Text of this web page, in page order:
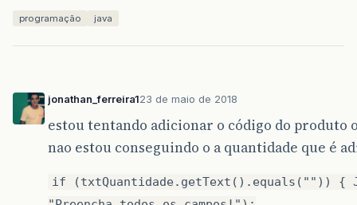
programação java
jonathan_ferreira123 de maio de 2018
estou tentando adicionar o código do produto
nao estou conseguindo o a quantidade que é
if (txtQuantidade.getText().equals("")) {